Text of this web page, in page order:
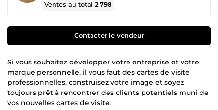
Ventes au total2 798
Contacter le vendeur
Si vous souhaitez développer votre entreprise et votre
marque personnelle, il vous faut des cartes de visite
professionnelles, construisez votre image et soyez
toujours prêt à rencontrer des clients potentiels muni de
vos nouvelles cartes de visite.